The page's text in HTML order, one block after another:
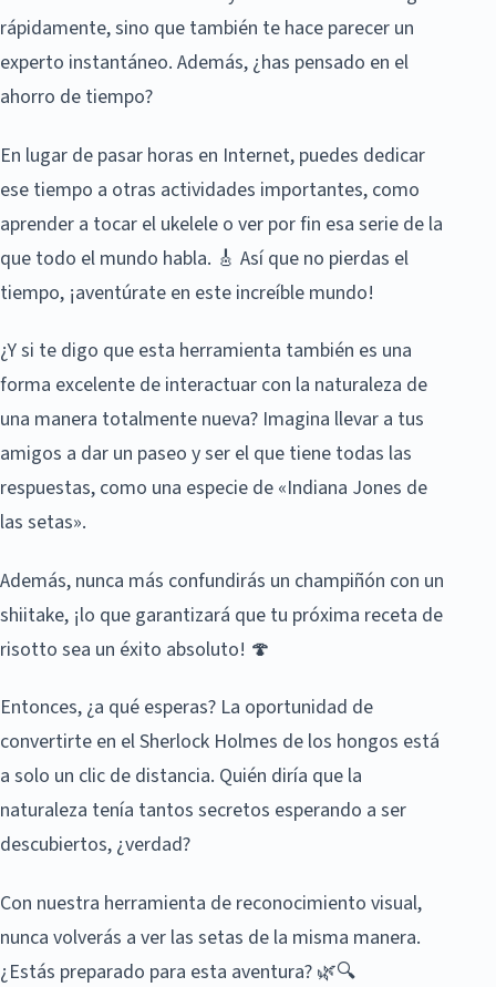
rápidamente, sino que también te hace parecer un
experto instantáneo. Además, ¿has pensado en el
ahorro de tiempo?
En lugar de pasar horas en Internet, puedes dedicar
ese tiempo a otras actividades importantes, como
aprender a tocar el ukelele o ver por fin esa serie de la
que todo el mundo habla. 🎸 Así que no pierdas el
tiempo, ¡aventúrate en este increíble mundo!
¿Y si te digo que esta herramienta también es una
forma excelente de interactuar con la naturaleza de
una manera totalmente nueva? Imagina llevar a tus
amigos a dar un paseo y ser el que tiene todas las
respuestas, como una especie de «Indiana Jones de
las setas».
Además, nunca más confundirás un champiñón con un
shiitake, ¡lo que garantizará que tu próxima receta de
risotto sea un éxito absoluto! 🍄
Entonces, ¿a qué esperas? La oportunidad de
convertirte en el Sherlock Holmes de los hongos está
a solo un clic de distancia. Quién diría que la
naturaleza tenía tantos secretos esperando a ser
descubiertos, ¿verdad?
Con nuestra herramienta de reconocimiento visual,
nunca volverás a ver las setas de la misma manera.
¿Estás preparado para esta aventura? 🌿🔍